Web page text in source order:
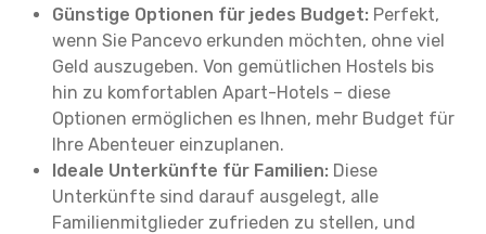
Günstige Optionen für jedes Budget: Perfekt,
wenn Sie Pancevo erkunden möchten, ohne viel
Geld auszugeben. Von gemütlichen Hostels bis
hin zu komfortablen Apart-Hotels – diese
Optionen ermöglichen es Ihnen, mehr Budget für
Ihre Abenteuer einzuplanen.
Ideale Unterkünfte für Familien: Diese
Unterkünfte sind darauf ausgelegt, alle
Familienmitglieder zufrieden zu stellen, und